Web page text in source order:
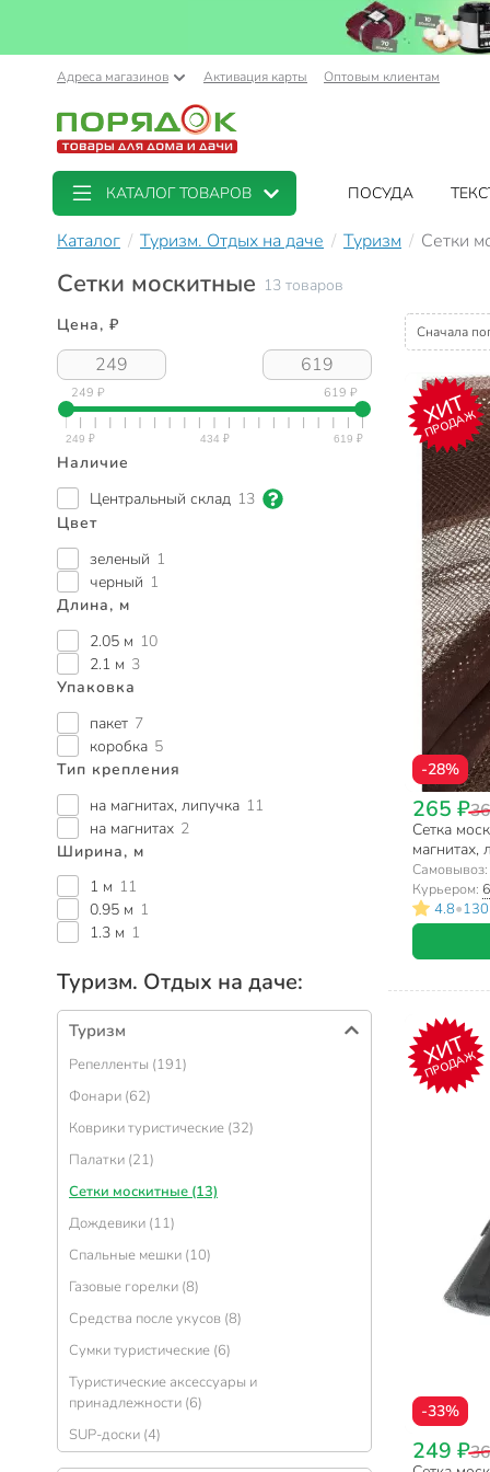
Адреса магазинов Активация карты Оптовым клиентам
КАТАЛОГ ТОВАРОВ ПОСУДА
Каталог Туризм. Отдых на даче Туризм Сетки
Сетки москитные 13 товаров
Цена, ₽
249 ₽ 619 ₽
Наличие
Центральный склад 13
Цвет
зеленый 1
черный 1
Длина, м
2.05 м 10
2.1 м 3
Упаковка
пакет 7
коробка 5
Тип крепления
на магнитах, липучка 11
на магнитах 2
Ширина, м
1 м 11
0.95 м 1
1.3 м 1
Туризм. Отдых на даче:
Туризм
Репелленты (191)
Фонари (62)
Коврики туристические (32)
Палатки (21)
Сетки москитные (13)
Дождевики (11)
Спальные мешки (10)
Газовые горелки (8)
Средства после укусов (8)
Сумки туристические (6)
Туристические аксессуары и
принадлежности (6)
SUP-доски (4)
Сначала
ХИТ
ПРОДАЖ
-28%
265 ₽
Сетка
магнитах,
пакет
Самовывоз:
Курьером:
4.8•
ХИТ
ПРОДАЖ
-33%
249 ₽